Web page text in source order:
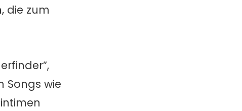
die zum
Songs wie